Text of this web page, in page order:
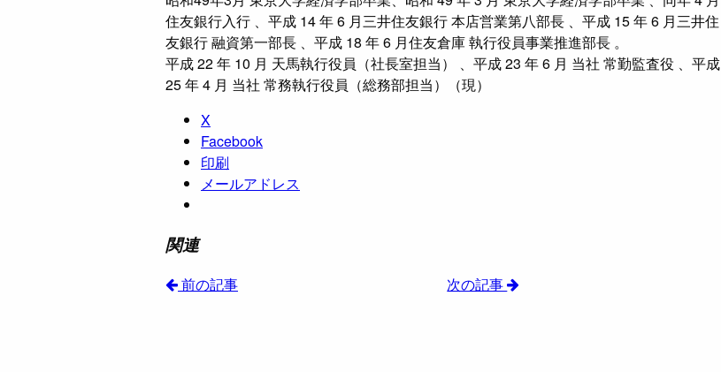
住友銀行入行 、平成 14 年 6 月三井住友銀行 本店営業第八部長 、平成 15 年 6 月三井住
友銀行 融資第一部長 、平成 18 年 6 月住友倉庫 執行役員事業推進部長 。
平成 22 年 10 月 天馬執行役員（社長室担当） 、平成 23 年 6 月 当社 常勤監査役 、平成
25 年 4 月 当社 常務執行役員（総務部担当）（現）
X
Facebook
印刷
メールアドレス
関連
前の記事 次の記事